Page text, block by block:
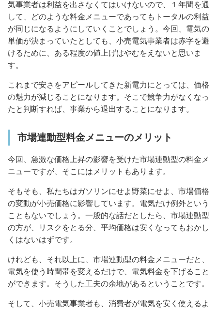
気事業者は利益を出さなくてはいけないので、１年間を通
して、どのような料金メニューであってもトータルの利益
が同じになるようにしていくことでしょう。今回、電気の
単価が決まっていたとしても、小売電気事業者は赤字を避
けるために、ある程度の値上げはやむをえないと思いま
す。
これまで安さをアピールしてきた新電力にとっては、価格
の魅力が減じることになります。そこで競争力がなくなっ
たと判断すれば、事業から退出することになります。
市場連動型料金メニューのメリット
今回、急激な価格上昇の影響を受けた市場連動型の料金メ
ニューですが、そこにはメリットもあります。
そもそも、私たちはガソリンにせよ野菜にせよ、市場価格
の変動が小売価格に影響しています。電気だけ例外という
こともないでしょう。一般的な話だとしたら、市場連動型
の方が、リスクをとる分、平均価格は安くなってもおかし
くはないはずです。
けれども、それ以上に、市場連動型の料金メニューだと、
電気を使う時間帯を変えるだけで、電気料金を下げること
ができます。そうした工夫の余地があるということです。
そして、小売電気事業者も、消費者が電気を安く使えるよ